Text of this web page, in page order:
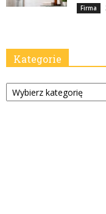
Firma
Kategorie
Kategorie